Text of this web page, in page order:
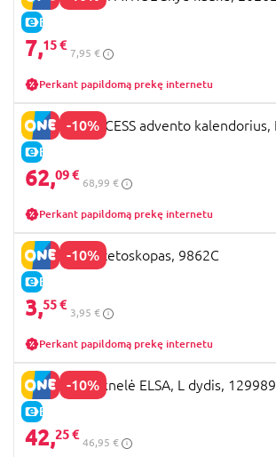
E-KAINA
7,15 €
7,95 €
Perkant papildomą prekę internetu
-10%
E-KAINA
DISNEY PRINCESS advento kalendorius,
62,09 €
68,99 €
Perkant papildomą prekę internetu
-10%
E-KAINA
WIDMANN stetoskopas, 9862C
3,55 €
3,95 €
Perkant papildomą prekę internetu
-10%
E-KAINA
DISGUISE suknelė ELSA, L dydis,
42,25 €
46,95 €